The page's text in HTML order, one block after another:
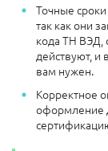
Точные сроки
так как они
кода ТН ВЭД,
действуют, и
вам нужен.
Корректное
оформление